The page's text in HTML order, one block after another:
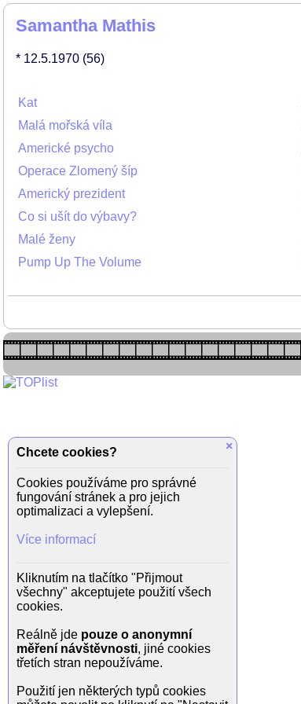
Samantha Mathis
* 12.5.1970 (56)
Kat
Malá mořská víla
Americké psycho
Operace Zlomený šíp
Americký prezident
Co si ušít do výbavy?
Malé ženy
Pump Up The Volume
×
Chcete cookies?
Cookies používáme pro správné
fungování stránek a pro jejich
optimalizaci a vylepšení.
Více informací
Kliknutím na tlačítko "Přijmout
všechny" akceptujete použití všech
cookies.
Reálně jde pouze o anonymní
měření návštěvnosti, jiné cookies
třetích stran nepoužíváme.
Použití jen některých typů cookies